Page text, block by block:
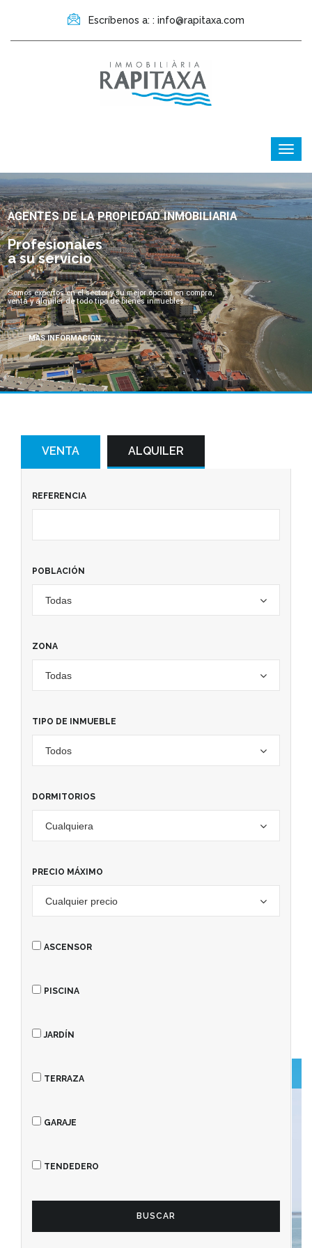
Escríbenos a: : info@rapitaxa.com
AGENTES DE LA PROPIEDAD INMOBILIARIA
Profesionales
a su servicio
Somos expertos en el sector y su mejor opción en compra,
venta y alquiler de todo tipo de bienes inmuebles.
MÁS INFORMACIÓN...
VENTA ALQUILER
REFERENCIA
POBLACIÓN
Todas
ZONA
Todas
TIPO DE INMUEBLE
Todos
DORMITORIOS
Cualquiera
PRECIO MÁXIMO
Cualquier precio
ASCENSOR
PISCINA
JARDÍN
TERRAZA
GARAJE
TENDEDERO
BUSCAR